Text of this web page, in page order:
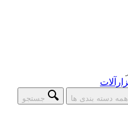
همه دسته بندی ها جستجو